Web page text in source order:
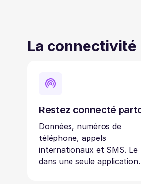
La connectivité
Restez connecté
Données, numéros de
téléphone, appels
internationaux et SMS.
dans une seule application.